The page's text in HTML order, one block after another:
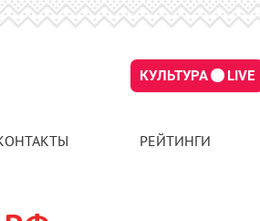
КУЛЬТУРА LIVE
РЕЙТИНГИ